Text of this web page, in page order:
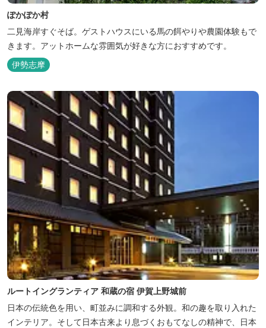
ぽかぽか村
二見海岸すぐそば。ゲストハウスにいる馬の餌やりや農園体験もで
きます。アットホームな雰囲気が好きな方におすすめです。
伊勢志摩
ルートイングランティア 和蔵の宿 伊賀上野城前
日本の伝統色を用い、町並みに調和する外観。和の趣を取り入れた
インテリア。そして日本古来より息づくおもてなしの精神で、日本